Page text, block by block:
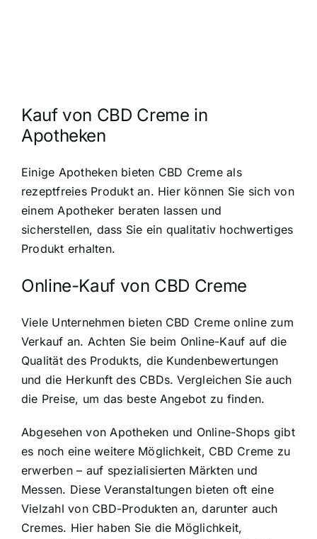
Kauf von CBD Creme in
Apotheken
Einige Apotheken bieten CBD Creme als
rezeptfreies Produkt an. Hier können Sie sich von
einem Apotheker beraten lassen und
sicherstellen, dass Sie ein qualitativ hochwertiges
Produkt erhalten.
Online-Kauf von CBD Creme
Viele Unternehmen bieten CBD Creme online zum
Verkauf an. Achten Sie beim Online-Kauf auf die
Qualität des Produkts, die Kundenbewertungen
und die Herkunft des CBDs. Vergleichen Sie auch
die Preise, um das beste Angebot zu finden.
Abgesehen von Apotheken und Online-Shops gibt
es noch eine weitere Möglichkeit, CBD Creme zu
erwerben – auf spezialisierten Märkten und
Messen. Diese Veranstaltungen bieten oft eine
Vielzahl von CBD-Produkten an, darunter auch
Cremes. Hier haben Sie die Möglichkeit,